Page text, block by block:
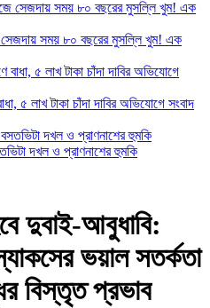
সেজদায় সময় ৮০ বছরের মুসল্লি খুম! এক
৫ লাখ টাকা চাঁদা দাবির অভিযোগে সংবাদ
দখল ও প্রাণনাশের হুমকি
দুবাই‑আবুধাবি:
ভয়াল সতর্কতা
বিস্তৃত প্রভাব